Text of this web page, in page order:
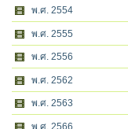
พ.ศ. 2554
พ.ศ. 2555
พ.ศ. 2556
พ.ศ. 2562
พ.ศ. 2563
พ.ศ. 2566